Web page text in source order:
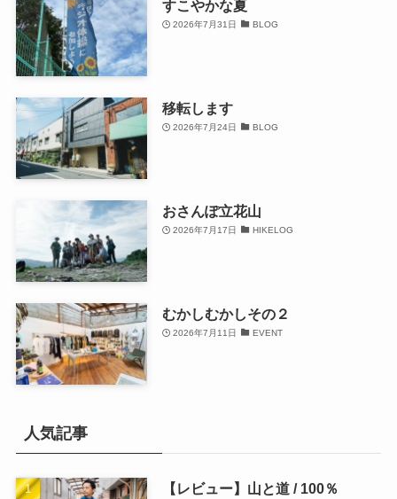
すこやかな夏
2026年7月31日 BLOG
移転します
2026年7月24日 BLOG
おさんぽ立花山
2026年7月17日 HIKELOG
むかしむかしその２
2026年7月11日 EVENT
人気記事
【レビュー】山と道 / 100％